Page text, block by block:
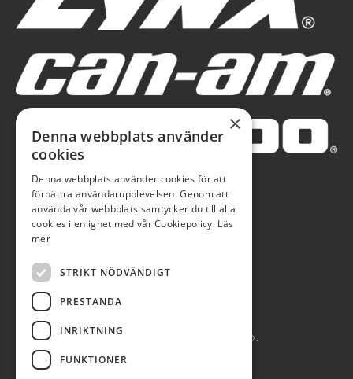
AUTOBLÅ AB 2026. ALL RIGHTS RESERVED.
POWERED BY EMPORI CMS
×
Denna webbplats använder
cookies
Denna webbplats använder cookies för att
förbättra användarupplevelsen. Genom att
använda vår webbplats samtycker du till alla
cookies i enlighet med vår Cookiepolicy. Läs
mer
STRIKT NÖDVÄNDIGT
PRESTANDA
INRIKTNING
FUNKTIONER